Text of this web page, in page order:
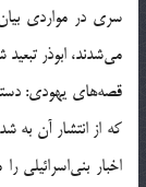
سري در مواردي
قصه‌هاي يهودي:
كه از انتشار آن به
اخبار بني‌اسرائيلي